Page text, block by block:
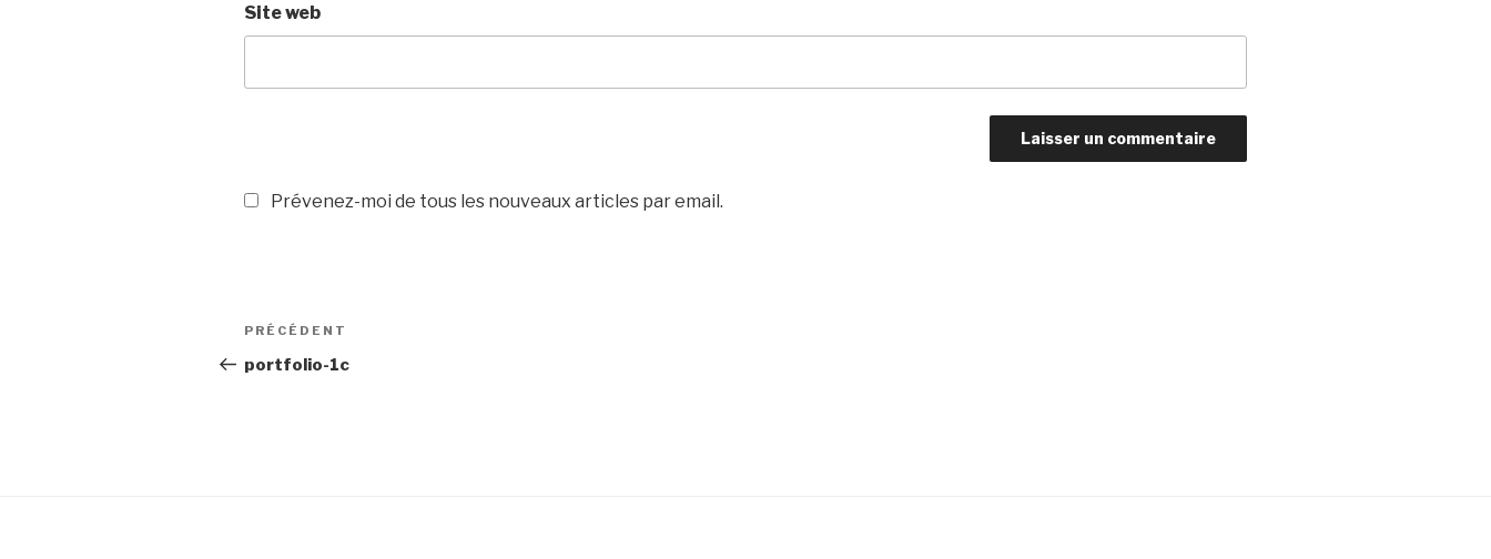
Site web
Prévenez-moi de tous les nouveaux articles par email.
Navigation
de
Article
précédent
PRÉCÉDENT
portfolio-1c